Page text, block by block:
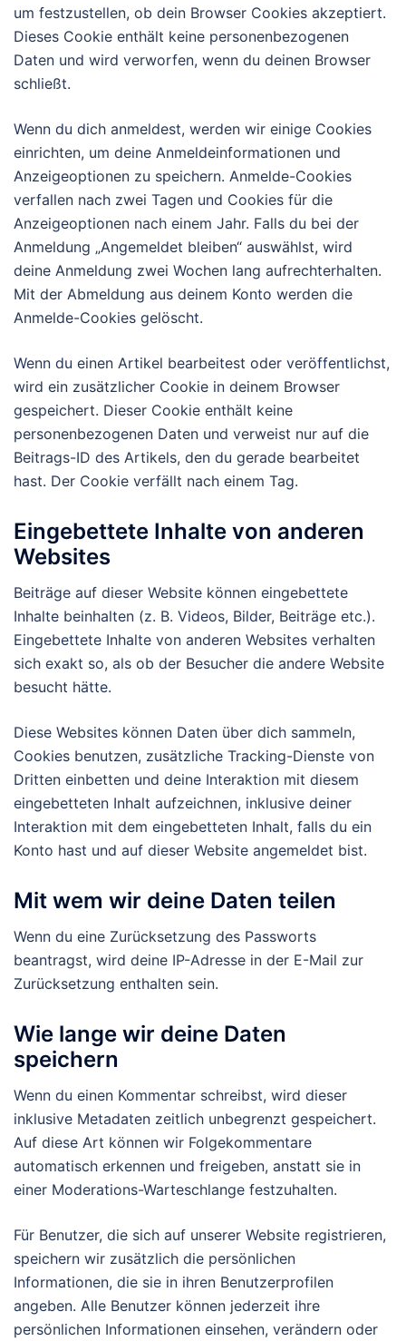
um festzustellen, ob dein Browser Cookies akzeptiert.
Dieses Cookie enthält keine personenbezogenen
Daten und wird verworfen, wenn du deinen Browser
schließt.
Wenn du dich anmeldest, werden wir einige Cookies
einrichten, um deine Anmeldeinformationen und
Anzeigeoptionen zu speichern. Anmelde-Cookies
verfallen nach zwei Tagen und Cookies für die
Anzeigeoptionen nach einem Jahr. Falls du bei der
Anmeldung „Angemeldet bleiben“ auswählst, wird
deine Anmeldung zwei Wochen lang aufrechterhalten.
Mit der Abmeldung aus deinem Konto werden die
Anmelde-Cookies gelöscht.
Wenn du einen Artikel bearbeitest oder veröffentlichst,
wird ein zusätzlicher Cookie in deinem Browser
gespeichert. Dieser Cookie enthält keine
personenbezogenen Daten und verweist nur auf die
Beitrags-ID des Artikels, den du gerade bearbeitet
hast. Der Cookie verfällt nach einem Tag.
Eingebettete Inhalte von anderen
Websites
Beiträge auf dieser Website können eingebettete
Inhalte beinhalten (z. B. Videos, Bilder, Beiträge etc.).
Eingebettete Inhalte von anderen Websites verhalten
sich exakt so, als ob der Besucher die andere Website
besucht hätte.
Diese Websites können Daten über dich sammeln,
Cookies benutzen, zusätzliche Tracking-Dienste von
Dritten einbetten und deine Interaktion mit diesem
eingebetteten Inhalt aufzeichnen, inklusive deiner
Interaktion mit dem eingebetteten Inhalt, falls du ein
Konto hast und auf dieser Website angemeldet bist.
Mit wem wir deine Daten teilen
Wenn du eine Zurücksetzung des Passworts
beantragst, wird deine IP-Adresse in der E-Mail zur
Zurücksetzung enthalten sein.
Wie lange wir deine Daten
speichern
Wenn du einen Kommentar schreibst, wird dieser
inklusive Metadaten zeitlich unbegrenzt gespeichert.
Auf diese Art können wir Folgekommentare
automatisch erkennen und freigeben, anstatt sie in
einer Moderations-Warteschlange festzuhalten.
Für Benutzer, die sich auf unserer Website registrieren,
speichern wir zusätzlich die persönlichen
Informationen, die sie in ihren Benutzerprofilen
angeben. Alle Benutzer können jederzeit ihre
persönlichen Informationen einsehen, verändern oder